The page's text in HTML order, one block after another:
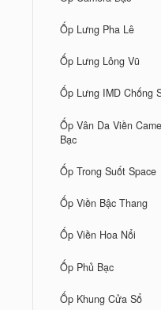
Ốp Lưng Pha Lê
Ốp Lưng Lông Vũ
Ốp Lưng IMD Chống
Ốp Vân Da Viền
Bạc
Ốp Trong Suốt Space
Ốp Viền Bậc Thang
Ốp Viền Hoa Nổi
Ốp Phủ Bạc
Ốp Khung Cửa Sổ